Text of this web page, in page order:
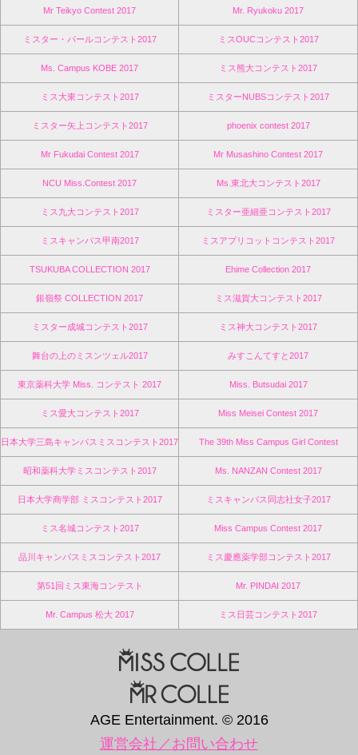
Mr Teikyo Contest 2017 Mr. Ryukoku 2017
ミスター・パールコンテスト2017 ミスOUCコンテスト2017
Ms. Campus KOBE 2017 ミス熊大コンテスト2017
ミス大東コンテスト2017 ミスターNUBSコンテスト2017
ミスター矢上コンテスト2017 phoenix contest 2017
Mr Fukudai Contest 2017 Mr Musashino Contest 2017
NCU Miss.Contest 2017 Ms.東北大コンテスト2017
ミス九大コンテスト2017 ミスター亜細亜コンテスト2017
ミスキャンパス甲南2017 ミスアプリコットコンテスト2017
TSUKUBA COLLECTION 2017 Ehime Collection 2017
銀嶺祭 COLLECTION 2017 ミス滋賀大コンテスト2017
ミスター成城コンテスト2017 ミス神大コンテスト2017
舞台の上のミスンツェル2017 みすこんてすと2017
東京薬科大学 Miss. コンテスト 2017 Miss. Butsudai 2017
ミス愛大コンテスト2017 Miss Meisei Contest 2017
日本大学三島キャンパスミスコンテスト2017 The 39th Miss Campus Girl Contest
昭和薬科大学ミスコンテスト2017 Ms. NANZAN Contest 2017
日本大学商学部 ミスコンテスト2017 ミスキャンパス同志社女子2017
ミス名城コンテスト2017 Miss Campus Contest 2017
品川キャンパスミスコンテスト2017 ミス慶應薬学部コンテスト2017
第51回ミス東海コンテスト Mr. PINDAI 2017
Mr. Campus 松大 2017 ミス日芸コンテスト2017
AGE Entertainment. © 2016
運営会社／お問い合わせ